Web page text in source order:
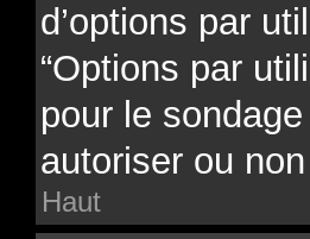
d’options par
“Options par
pour le
autoriser ou
Haut